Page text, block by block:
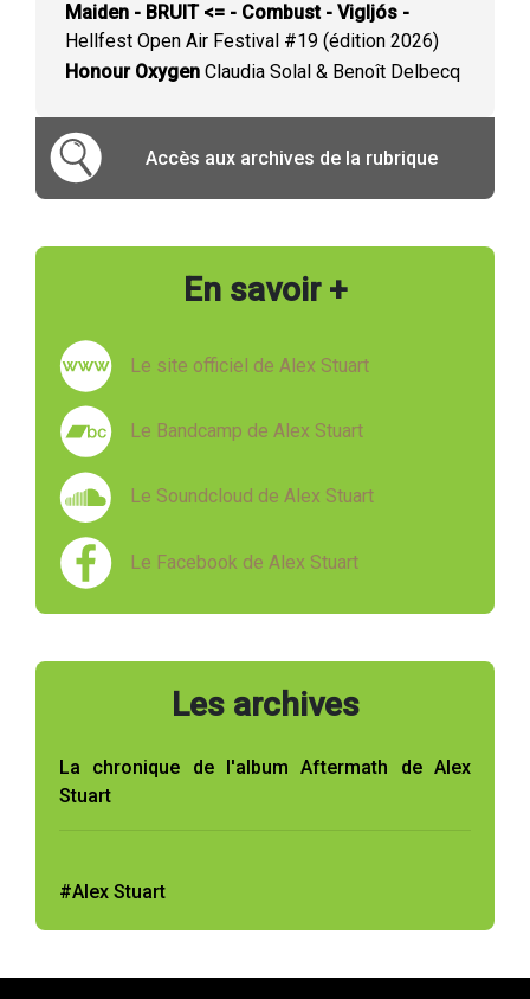
Maiden - BRUIT <= - Combust - Vigljós -
Hellfest Open Air Festival #19 (édition 2026)
Honour Oxygen Claudia Solal & Benoît Delbecq
Accès aux archives de la rubrique
En savoir +
Le site officiel de Alex Stuart
Le Bandcamp de Alex Stuart
Le Soundcloud de Alex Stuart
Le Facebook de Alex Stuart
Les archives
La chronique de l'album Aftermath de Alex
Stuart
#Alex Stuart